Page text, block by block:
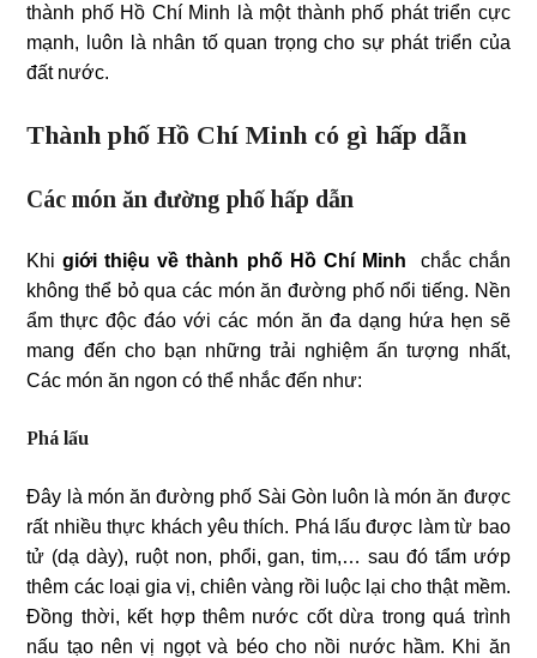
thành phố Hồ Chí Minh là một thành phố phát triển cực
mạnh, luôn là nhân tố quan trọng cho sự phát triển của
đất nước.
Thành phố Hồ Chí Minh có gì hấp dẫn
Các món ăn đường phố hấp dẫn
Khigiới thiệu về thành phố Hồ Chí Minh chắc chắn
không thể bỏ qua các món ăn đường phố nổi tiếng. Nền
ẩm thực độc đáo với các món ăn đa dạng hứa hẹn sẽ
mang đến cho bạn những trải nghiệm ấn tượng nhất,
Các món ăn ngon có thể nhắc đến như:
Phá lấu
Đây là món ăn đường phố Sài Gòn luôn là món ăn được
rất nhiều thực khách yêu thích. Phá lấu được làm từ bao
tử (dạ dày), ruột non, phổi, gan, tim,… sau đó tẩm ướp
thêm các loại gia vị, chiên vàng rồi luộc lại cho thật mềm.
Đồng thời, kết hợp thêm nước cốt dừa trong quá trình
nấu tạo nên vị ngọt và béo cho nồi nước hầm. Khi ăn